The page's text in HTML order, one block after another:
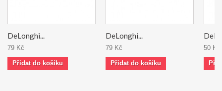
DeLonghi...
79 Kč
Přidat do košíku
DeLonghi...
79 Kč
Přidat do košíku
50 Kč